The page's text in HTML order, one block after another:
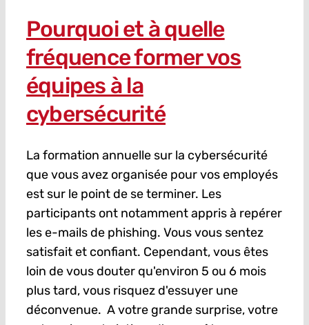
Pourquoi et à quelle
fréquence former vos
équipes à la
cybersécurité
La formation annuelle sur la cybersécurité
que vous avez organisée pour vos employés
est sur le point de se terminer. Les
participants ont notamment appris à repérer
les e-mails de phishing. Vous vous sentez
satisfait et confiant. Cependant, vous êtes
loin de vous douter qu'environ 5 ou 6 mois
plus tard, vous risquez d'essuyer une
déconvenue. A votre grande surprise, votre